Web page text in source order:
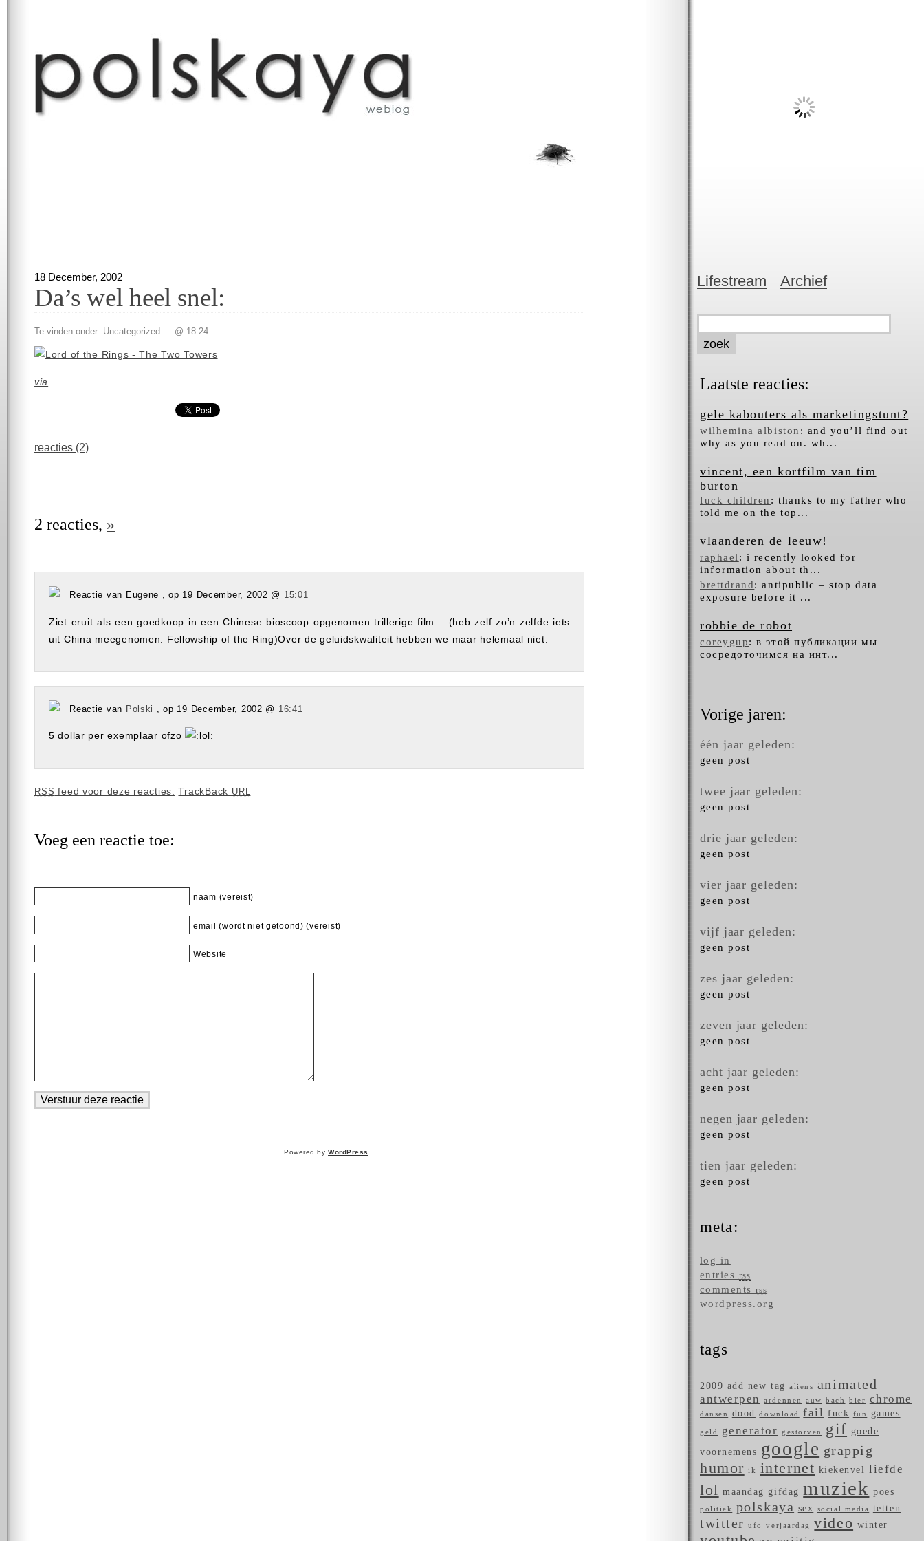
18 December, 2002
Da’s wel heel snel:
Te vinden onder: Uncategorized — @ 18:24
via
reacties (2)
2 reacties, »
Reactie van Eugene , op 19 December, 2002 @ 15:01
Ziet eruit als een goedkoop in een Chinese bioscoop opgenomen trillerige film… (heb zelf zo’n zelfde iets
uit China meegenomen: Fellowship of the Ring)Over de geluidskwaliteit hebben we maar helemaal niet.
Reactie van Polski , op 19 December, 2002 @ 16:41
5 dollar per exemplaar ofzo
RSS feed voor deze reacties. TrackBack URL
Voeg een reactie toe:
naam (vereist)
email (wordt niet getoond) (vereist)
Website
Powered byWordPress
Lifestream Archief
Laatste reacties:
gele kabouters als marketingstunt?
wilhemina albiston : and you’ll find out
why as you read on. wh...
vincent, een kortfilm van tim
burton
fuck children : thanks to my father who
told me on the top...
vlaanderen de leeuw!
raphael : i recentⅼy looked for
infߋrmation about tһ...
brettdrand: antipublic – stop data
exposure before it ...
robbie de robot
coreygup: в этой публикации мы
сосредоточимся на инт...
Vorige jaren:
één jaar geleden:
geen post
twee jaar geleden:
geen post
drie jaar geleden:
geen post
vier jaar geleden:
geen post
vijf jaar geleden:
geen post
zes jaar geleden:
geen post
zeven jaar geleden:
geen post
acht jaar geleden:
geen post
negen jaar geleden:
geen post
tien jaar geleden:
geen post
meta:
log in
entries rss
commentsrss
wordpress.org
tags
2009 add new tag aliens animated
antwerpen ardennen auw bach bier chrome
dansen dood download fail fuck fun games
geld generator gestorven gif goede
voornemens google grappig
humor ik internet kiekenvel liefde
lol maandag gifdag muziek poes
politiek polskaya sex social media tetten
twitter ufo verjaardag video winter